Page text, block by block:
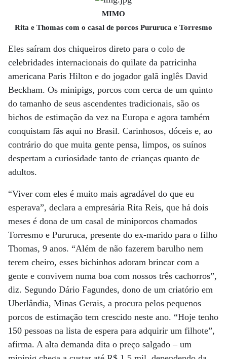
MIMO
Rita e Thomas com o casal de porcos Pururuca e Torresmo
Eles saíram dos chiqueiros direto para o colo de
celebridades internacionais do quilate da patricinha
americana Paris Hilton e do jogador galã inglês David
Beckham. Os minipigs, porcos com cerca de um quinto
do tamanho de seus ascendentes tradicionais, são os
bichos de estimação da vez na Europa e agora também
conquistam fãs aqui no Brasil. Carinhosos, dóceis e, ao
contrário do que muita gente pensa, limpos, os suínos
despertam a curiosidade tanto de crianças quanto de
adultos.
“Viver com eles é muito mais agradável do que eu
esperava”, declara a empresária Rita Reis, que há dois
meses é dona de um casal de miniporcos chamados
Torresmo e Pururuca, presente do ex-marido para o filho
Thomas, 9 anos. “Além de não fazerem barulho nem
terem cheiro, esses bichinhos adoram brincar com a
gente e convivem numa boa com nossos três cachorros”,
diz. Segundo Dário Fagundes, dono de um criatório em
Uberlândia, Minas Gerais, a procura pelos pequenos
porcos de estimação tem crescido neste ano. “Hoje tenho
150 pessoas na lista de espera para adquirir um filhote”,
afirma. A alta demanda dita o preço salgado – um